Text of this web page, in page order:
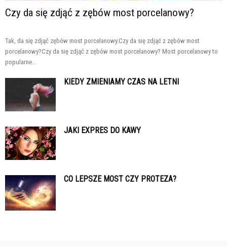
Czy da się zdjąć z zębów most porcelanowy?
Tak, da się zdjąć zębów most porcelanowy.Czy da się zdjąć z zębów most
porcelanowy?Czy da się zdjąć z zębów most porcelanowy? Most porcelanowy to
popularne...
KIEDY ZMIENIAMY CZAS NA LETNI
JAKI EXPRES DO KAWY
CO LEPSZE MOST CZY PROTEZA?